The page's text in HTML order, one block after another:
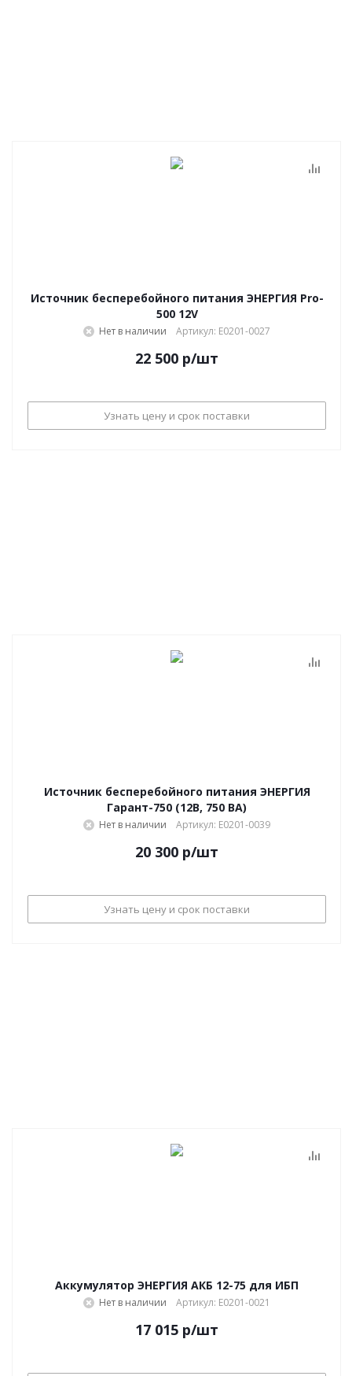
Источник бесперебойного питания ЭНЕРГИЯ Pro-
500 12V
Нет в наличии Артикул: Е0201-0027
22 500 р/шт
Узнать цену и срок поставки
Источник бесперебойного питания ЭНЕРГИЯ
Гарант-750 (12В, 750 ВА)
Нет в наличии Артикул: Е0201-0039
20 300 р/шт
Узнать цену и срок поставки
Аккумулятор ЭНЕРГИЯ АКБ 12-75 для ИБП
Нет в наличии Артикул: Е0201-0021
17 015 р/шт